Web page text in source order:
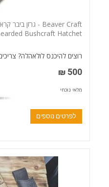
Bushcraft Hatchet
רוצים להיכנס לולאהלה?
500 ₪
מלאי נוכחי
לפרטים נוספים